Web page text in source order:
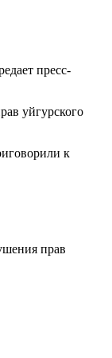
пресс-
уйгурского
к
прав